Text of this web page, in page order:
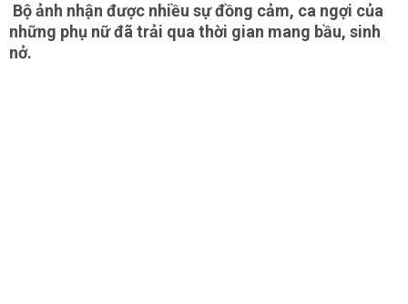
Bộ ảnh nhận được nhiều sự đồng cảm, ca ngợi của
những phụ nữ đã trải qua thời gian mang bầu, sinh
nở.